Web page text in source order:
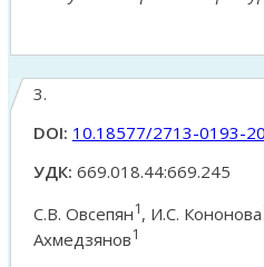
3.
DOI: 10.18577/2713-0193-
УДК: 669.018.44:669.245
С.В. Овсепян1, И.С. Кононова
Ахмедзянов1